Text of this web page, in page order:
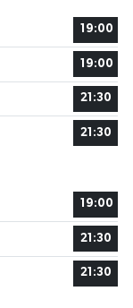
19:00
19:00
21:30
21:30
19:00
21:30
21:30